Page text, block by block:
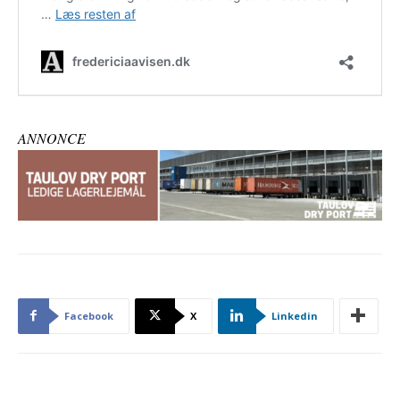
ANNONCE
Facebook X Linkedin